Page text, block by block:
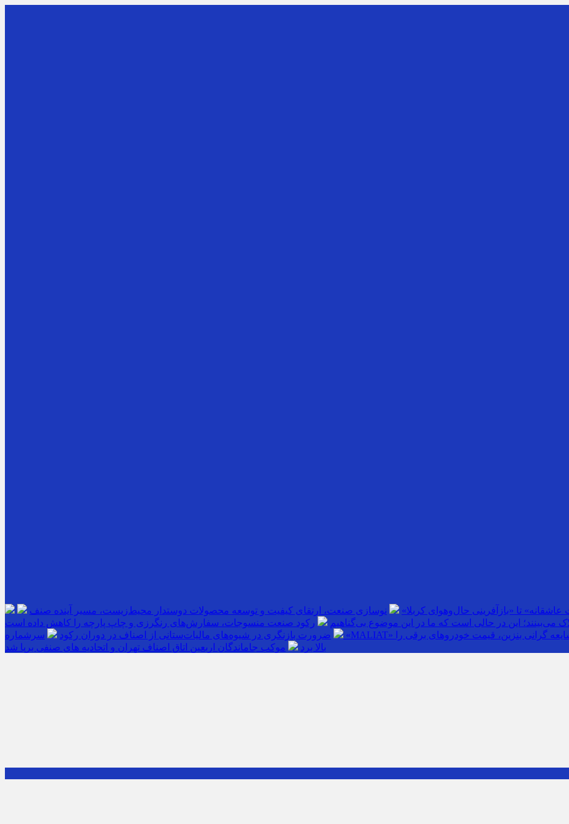
تا «بازآفرینی حال‌وهوای کربلا»
نوسازی صنعت، ارتقای کیفیت و توسعه محصولات دوستدار محیط‌زیست، مسیر آینده صنف
می‌بینند؛ این در حالی است که ما در این موضوع بی‌گناهیم
رکود صنعت منسوجات، سفارش‌های رنگرزی و چاپ پارچه را کاهش داده است
ضرورت بازنگری در شیوه‌های مالیات‌ستانی از اصناف در دوران رکود
گرانی بنزین، قیمت خودروهای برقی را
بالا برد
موکب جاماندگان اربعین اتاق اصناف تهران و اتحادیه های صنفی برپا شد